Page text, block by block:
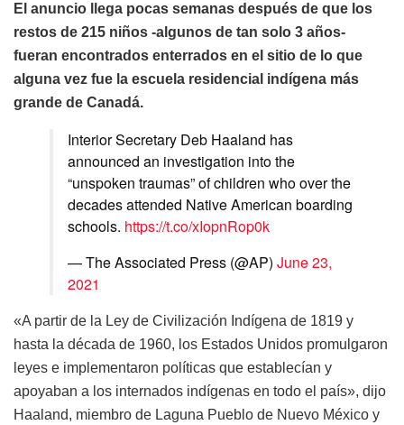
El anuncio llega pocas semanas después de que los
restos de 215 niños -algunos de tan solo 3 años-
fueran encontrados enterrados en el sitio de lo que
alguna vez fue la escuela residencial indígena más
grande de Canadá.
Interior Secretary Deb Haaland has
announced an investigation into the
“unspoken traumas” of children who over the
decades attended Native American boarding
schools. https://t.co/xIopnRop0k
— The Associated Press (@AP) June 23,
2021
«A partir de la Ley de Civilización Indígena de 1819 y
hasta la década de 1960, los Estados Unidos promulgaron
leyes e implementaron políticas que establecían y
apoyaban a los internados indígenas en todo el país», dijo
Haaland, miembro de Laguna Pueblo de Nuevo México y